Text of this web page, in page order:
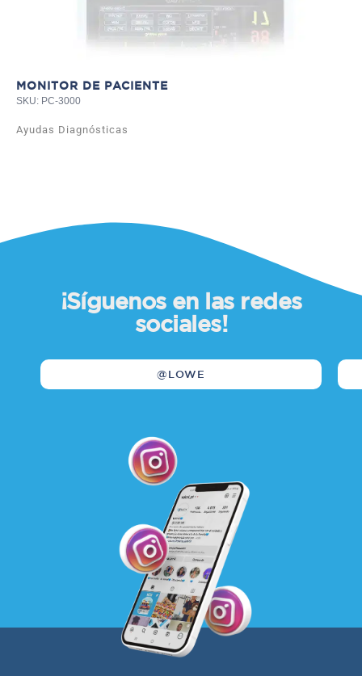
MONITOR DE PACIENTE
SKU: PC-3000
Ayudas Diagnósticas
¡Síguenos en las redes
sociales!
@LOWE